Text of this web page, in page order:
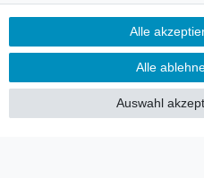
Sie möchten
allgemein
Alle
Alle
Auswahl